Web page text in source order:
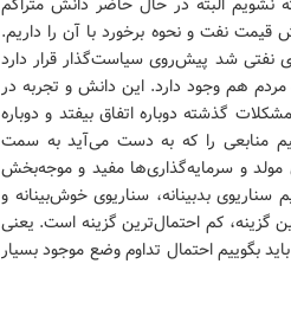
قیمت نفت و نحوه برخورد با آن را داریم.
نفتی شد پیش‌روی سیاست‌گذار قرار دارد
هم وجود دارد. این دانش و تجربه در
گذشته دوباره اتفاق بیفتد و دوباره
منابعی را که به دست می‌آید به سمت
و سرمایه‌گذاری‌ها مفید و موجه‌بخش
بدبینانه، سناریوی خوش‌بینانه و
گزینه، کم احتمال‌ترین گزینه است. یعنی
بگوییم احتمال تداوم وضع موجود بسیار